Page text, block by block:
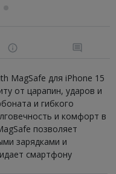
MagSafe для iPhone 15
от царапин, ударов и
и гибкого
и комфорт в
позволяет
зарядками и
смартфону